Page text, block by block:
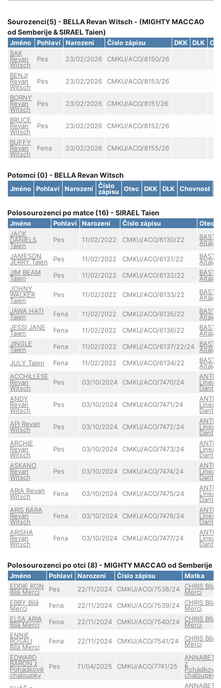
Sourozenci(5) - BELLA Revan Witsch - (MIGHTY MACCAO
od Semberije & SIRAEL Taien)
Jméno Pohlaví Narození Číslo zápisu DKK DLK
BAK
Revan
Witsch
Pes 23/02/2026 CMKU/ACO/8150/26
BENJI
Revan
Witsch
Pes 23/02/2026 CMKU/ACO/8153/26
BORNY
Revan
Witsch
Pes 23/02/2026 CMKU/ACO/8151/26
BRUCE
Revan
Witsch
Pes 23/02/2026 CMKU/ACO/8152/26
BUFFY
Revan
Witsch
Fena 23/02/2026 CMKU/ACO/8155/26
Potomci (0) - BELLA Revan Witsch
Jméno Pohlaví Narození Číslo
zápisu Otec DKK DLK Chovnost
Polosourozenci po matce (16) - SIRAEL Taien
Jméno Pohlaví Narození Číslo zápisu
Otec
JACK
DANIELS
Taien
Pes 11/02/2022 CMKU/ACO/6130/22
Altája
JAMESON
JERRY Taien Pes 11/02/2022 CMKU/ACO/6131/22
Altája
JIM BEAM
Taien Pes 11/02/2022 CMKU/ACO/6132/22
Altája
JOHNY
WALKER
Taien
Pes 11/02/2022 CMKU/ACO/6133/22
Altája
JAWA HATI
Taien Fena 11/02/2022 CMKU/ACO/6135/22
Altája
JESSI JANE
Taien Fena 11/02/2022 CMKU/ACO/6136/22
Altája
JINGLE
Taien Fena 11/02/2022 CMKU/ACO/6137/22/24
Altája
JULY Taien
Fena 11/02/2022 CMKU/ACO/6134/22
Altája
ACCHILLESE
Revan
Witsch
Pes 03/10/2024 CMKU/ACO/7470/24
ANDY
Revan
Witsch
Pes 03/10/2024 CMKU/ACO/7471/24
API Revan
Witsch Pes 03/10/2024 CMKU/ACO/7472/24
ARCHIE
Revan
Witsch
Pes 03/10/2024 CMKU/ACO/7473/24
ASKANO
Revan
Witsch
Pes 03/10/2024 CMKU/ACO/7474/24
ARIA Revan
Witsch Fena 03/10/2024 CMKU/ACO/7475/24
ARIS BÁRA
Revan
Witsch
Fena 03/10/2024 CMKU/ACO/7476/24
ARISHA
Revan
Witsch
Fena 03/10/2024 CMKU/ACO/7477/24
Polosourozenci po otci (8) - MIGHTY MACCAO od Semberije
Jméno Pohlaví Narození Číslo zápisu
Matka
EDDIE RON
Bílá Merci Pes 22/11/2024 CMKU/ACO/7538/24 CHRIS Bílá
Merci
EBBY Bílá
Merci Fena 22/11/2024 CMKU/ACO/7539/24 CHRIS Bílá
Merci
ELSA ARIA
Bílá Merci Fena 22/11/2024 CMKU/ACO/7540/24 CHRIS Bílá
Merci
ENNIE
ROSALI
Bílá Merci
Fena 22/11/2024 CMKU/ACO/7541/24 CHRIS Bílá
Merci
EDWARD
BARON z
Pohádkové
chaloupky
Pes 11/04/2025 CMKU/ACO/7741/25
ANNABETH
z
Pohádkové
chaloupky
ANNABETH